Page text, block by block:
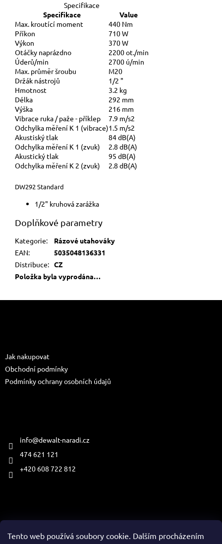
Tento web používá soubory cookie. Dalším procházením
Specifikace
Specifikace
Value
Max. kroutící moment
440 Nm
Příkon
710 W
Výkon
370 W
Otáčky naprázdno
2200 ot./min
Úderů/min
2700 ú/min
Max. průměr šroubu
M20
Držák nástrojů
1/2 "
Hmotnost
3.2 kg
Délka
292 mm
Výška
216 mm
Vibrace ruka / paže - příklep
7.9 m/s2
Odchylka měření K 1 (vibrace)1.5 m/s2
Akustiský tlak
84 dB(A)
Odchylka měření K 1 (zvuk)
2.8 dB(A)
Akustický tlak
95 dB(A)
Odchylka měření K 2 (zvuk)
2.8 dB(A)
DW292 Standard
1/2" kruhová zarážka
Doplňkové parametry
Kategorie:
Rázové utahováky
EAN:
5035048136331
Distribuce: CZ
Položka byla vyprodána…
Jak nakupovat
Obchodní podmínky
Podmínky ochrany osobních údajů
info@dewalt-naradi.cz
474 621 121
+420 608 722 812